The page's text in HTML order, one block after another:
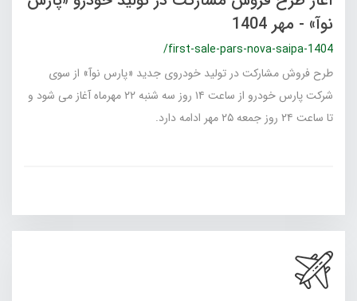
نوآ» - مهر 1404
/first-sale-pars-nova-saipa-1404
طرح فروش مشارکت در تولید خودروی جدید «پارس نوآ» از سوی
شرکت پارس خودرو از ساعت ۱۴ روز سه شنبه ۲۲ مهرماه آغاز می شود و
تا ساعت ۲۴ روز جمعه ۲۵ مهر ادامه دارد.